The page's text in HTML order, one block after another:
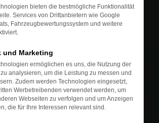
bieten die bestmögliche Funktionalität
Services von Drittanbietern wie Google
Fahrzeugbewertungssystem und weitere
und Marketing
ermöglichen es uns, die Nutzung der
analysieren, um die Leistung zu messen und
Zudem werden Technologien eingesetzt,
Werbetreibenden verwendet werden, um
Webseiten zu verfolgen und um Anzeigen
die für Ihre Interessen relevant sind.